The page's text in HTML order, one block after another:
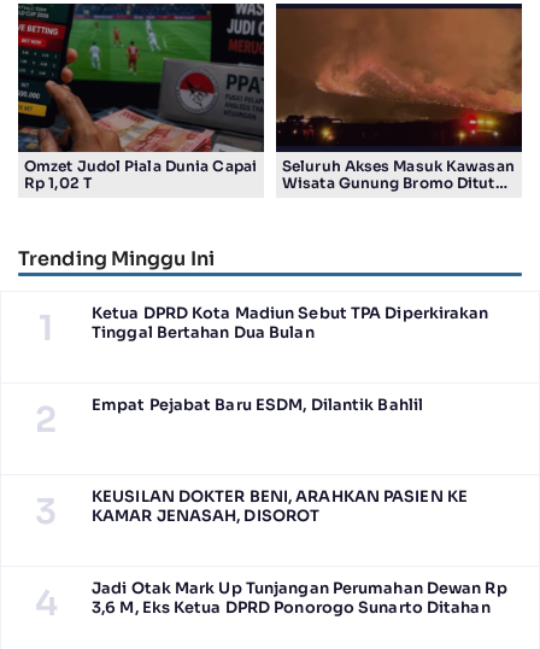
Omzet Judol Piala Dunia Capai
Rp 1,02 T
Seluruh Akses Masuk Kawasan
Wisata Gunung Bromo Ditutup
Trending Minggu Ini
1
Ketua DPRD Kota Madiun Sebut TPA Diperkirakan
Tinggal Bertahan Dua Bulan
2 Empat Pejabat Baru ESDM, Dilantik Bahlil
3
KEUSILAN DOKTER BENI, ARAHKAN PASIEN KE
KAMAR JENASAH, DISOROT
4
Jadi Otak Mark Up Tunjangan Perumahan Dewan Rp
3,6 M, Eks Ketua DPRD Ponorogo Sunarto Ditahan